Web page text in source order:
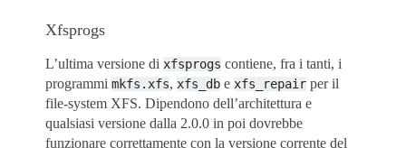
Xfsprogs
L’ultima versione di xfsprogs contiene, fra i tanti, i
programmi mkfs.xfs, xfs_db e xfs_repair per il
file-system XFS. Dipendono dell’architettura e
qualsiasi versione dalla 2.0.0 in poi dovrebbe
funzionare correttamente con la versione corrente del